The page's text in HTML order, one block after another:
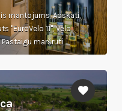
mantojums, Apskati,
"EuroVelo 11", Velo
maršruti,